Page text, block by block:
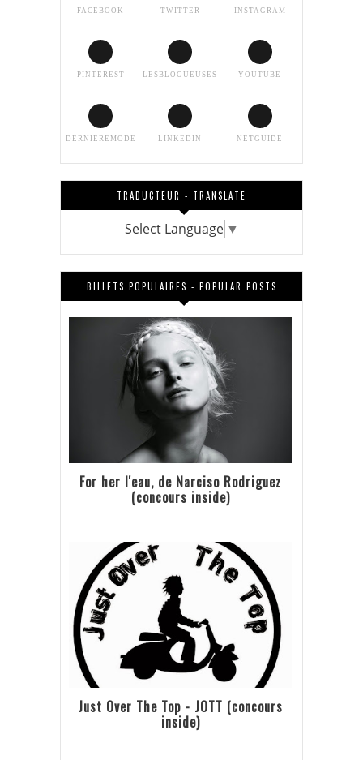
FACEBOOK TWITTER INSTAGRAM
PINTEREST LESBLOGUEUSES YOUTUBE
DERNIEREMODE LINKEDIN NETGUIDE
TRADUCTEUR - TRANSLATE
Select Language ▼
BILLETS POPULAIRES - POPULAR POSTS
For her l'eau, de Narciso Rodriguez
(concours inside)
Just Over The Top - JOTT (concours
inside)